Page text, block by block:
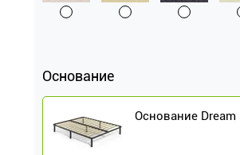
Основание
Основание Dream